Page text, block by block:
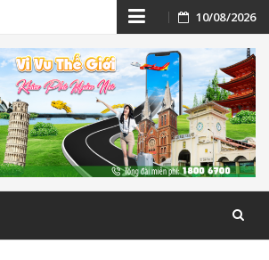
Skip
to
content
10/08/2026